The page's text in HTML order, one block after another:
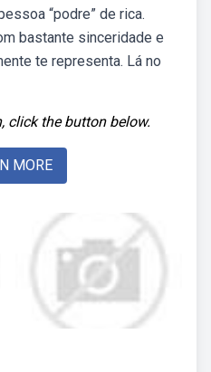
“podre” de rica.
bastante sinceridade e
te representa. Lá no
click the button below.
MORE